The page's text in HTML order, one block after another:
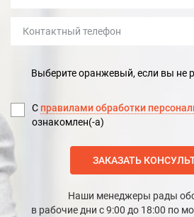
Выберите оранжевый, если вы не
С правилами обработки
ознакомлен(-а)
ЗАКАЗАТЬ
Наши менеджеры рады
в рабочие дни с 9:00 до 18:00 по